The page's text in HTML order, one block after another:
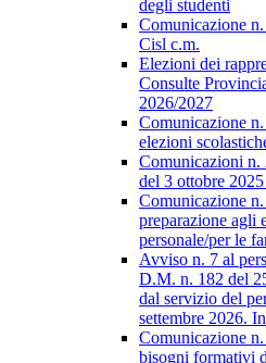
degli studenti
Comunicazione
Cisl c.m.
Elezioni dei
Consulte
2026/2027
Comunicazione
elezioni
Comunicazioni n.
del 3 ottobre
Comunicazione
preparazione agli
personale/per le
Avviso n. 7 al
D.M. n. 182 del
dal servizio del
settembre 2026.
Comunicazione
bisogni formativi